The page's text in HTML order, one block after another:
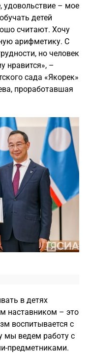
удовольствие – мое
детей
считают. Хочу
арифметику. С
но человек
нравится», –
сада «Якорек»
проработавшая
в детях
наставником – это
воспитывается с
мы ведем работу с
предметниками.